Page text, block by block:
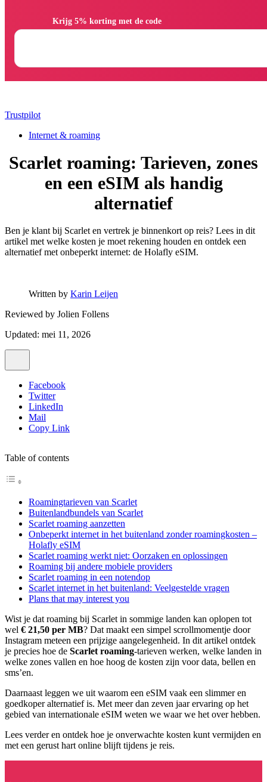
Trustpilot
Internet & roaming
Scarlet roaming: Tarieven, zones
en een eSIM als handig
alternatief
Ben je klant bij Scarlet en vertrek je binnenkort op reis? Lees in dit
artikel met welke kosten je moet rekening houden en ontdek een
alternatief met onbeperkt internet: de Holafly eSIM.
Written by Karin Leijen
Reviewed by Jolien Follens
Updated: mei 11, 2026
Facebook
Twitter
LinkedIn
Mail
Copy Link
Table of contents
Roamingtarieven van Scarlet
Buitenlandbundels van Scarlet
Scarlet roaming aanzetten
Onbeperkt internet in het buitenland zonder roamingkosten –
Holafly eSIM
Scarlet roaming werkt niet: Oorzaken en oplossingen
Roaming bij andere mobiele providers
Scarlet roaming in een notendop
Scarlet internet in het buitenland: Veelgestelde vragen
Plans that may interest you
Wist je dat roaming bij Scarlet in sommige landen kan oplopen tot
wel € 21,50 per MB? Dat maakt een simpel scrollmomentje door
Instagram meteen een prijzige aangelegenheid. In dit artikel ontdek
je precies hoe de Scarlet roaming-tarieven werken, welke landen in
welke zones vallen en hoe hoog de kosten zijn voor data, bellen en
sms’en.
Daarnaast leggen we uit waarom een eSIM vaak een slimmer en
goedkoper alternatief is. Met meer dan zeven jaar ervaring op het
gebied van internationale eSIM weten we waar we het over hebben.
Lees verder en ontdek hoe je onverwachte kosten kunt vermijden en
met een gerust hart online blijft tijdens je reis.